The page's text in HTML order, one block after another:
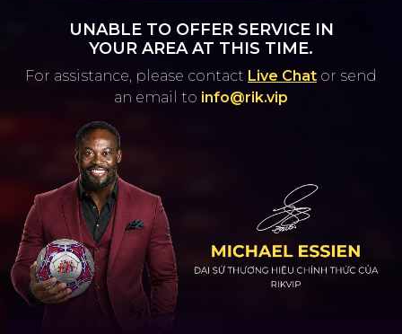
UNABLE TO OFFER SERVICE IN
YOUR AREA AT THIS TIME.
For assistance, please contact Live Chat or send
an email to info@rik.vip